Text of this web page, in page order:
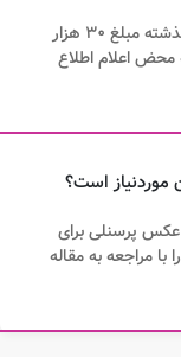
✔️ هزینه تمدید گذرنامه برای افغان ها در سال گذشته مبلغ ۳۰ هزار
محض اعلام اطلاع
عکس پرسنلی برای
با مراجعه به مقاله